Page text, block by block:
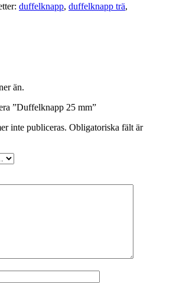
duffelknapp, duffelknapp trä,
än.
”Duffelknapp 25 mm”
inte publiceras. Obligatoriska fält är